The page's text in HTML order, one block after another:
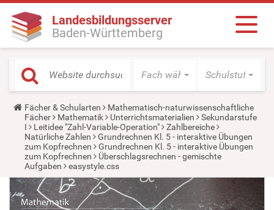
Landesbildungsserver
Baden-Württemberg
Fach wählen Schulstufe
Y
o
u
a
r
e
h
e
r
e
:
Fächer & Schularten
Mathematisch-naturwissenschaftliche
Fächer
Mathematik Unterrichtsmaterialien
Sekundarstufe
I
Leitidee "Zahl-Variable-Operation"
Zahlbereiche
Natürliche Zahlen
Grundrechnen Kl. 5 - interaktive Übungen
zum Kopfrechnen
Grundrechnen Kl. 5 - interaktive Übungen
zum Kopfrechnen
Überschlagsrechnen - gemischte
Aufgaben
easystyle.css